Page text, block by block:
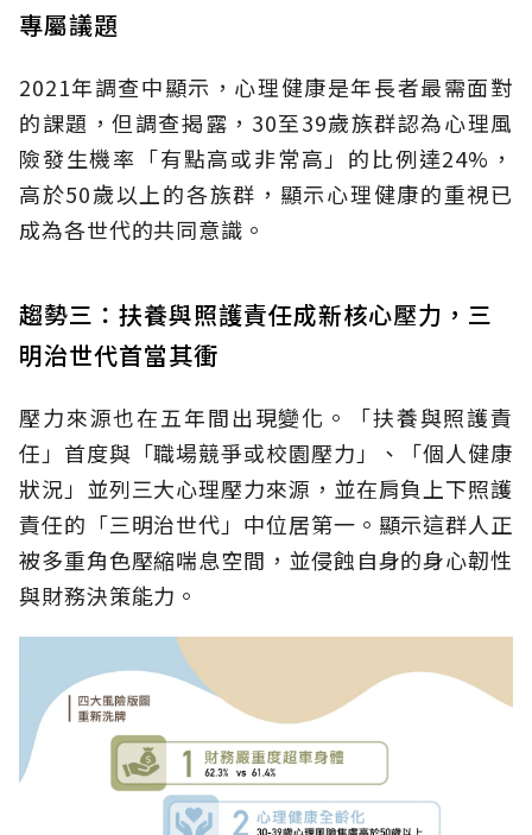
專屬議題
2021年調查中顯示，心理健康是年長者最需面對
的課題，但調查揭露，30至39歲族群認為心理風
險發生機率「有點高或非常高」的比例達24%，
高於50歲以上的各族群，顯示心理健康的重視已
成為各世代的共同意識。
趨勢三：扶養與照護責任成新核心壓力，三
明治世代首當其衝
壓力來源也在五年間出現變化。「扶養與照護責
任」首度與「職場競爭或校園壓力」、「個人健康
狀況」並列三大心理壓力來源，並在肩負上下照護
責任的「三明治世代」中位居第一。顯示這群人正
被多重角色壓縮喘息空間，並侵蝕自身的身心韌性
與財務決策能力。